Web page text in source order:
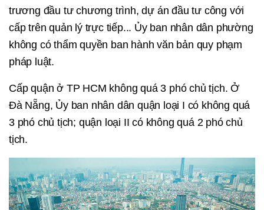
trương đầu tư chương trình, dự án đầu tư công với
cấp trên quản lý trực tiếp... Ủy ban nhân dân phường
không có thẩm quyền ban hành văn bản quy phạm
pháp luật.
Cấp quận ở TP HCM không quá 3 phó chủ tịch. Ở
Đà Nẵng, Ủy ban nhân dân quận loại I có không quá
3 phó chủ tịch; quận loại II có không quá 2 phó chủ
tịch.